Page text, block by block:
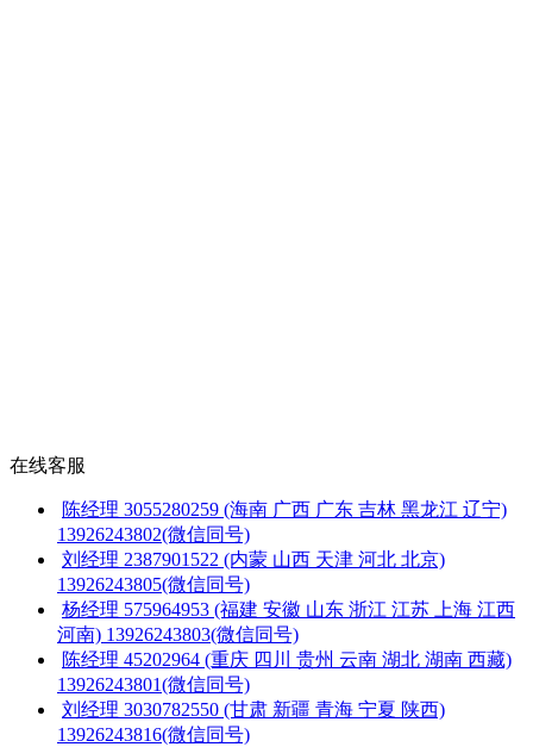
在线客服
陈经理 3055280259 (海南 广西 广东 吉林 黑龙江 辽宁)
13926243802(微信同号)
刘经理 2387901522 (内蒙 山西 天津 河北 北京)
13926243805(微信同号)
杨经理 575964953 (福建 安徽 山东 浙江 江苏 上海 江西
河南) 13926243803(微信同号)
陈经理 45202964 (重庆 四川 贵州 云南 湖北 湖南 西藏)
13926243801(微信同号)
刘经理 3030782550 (甘肃 新疆 青海 宁夏 陕西)
13926243816(微信同号)